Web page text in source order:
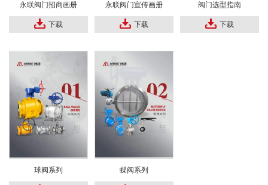
永联阀门招商画册
下载
永联阀门宣传画册
下载
阀门选型指南
下载
球阀系列 蝶阀系列